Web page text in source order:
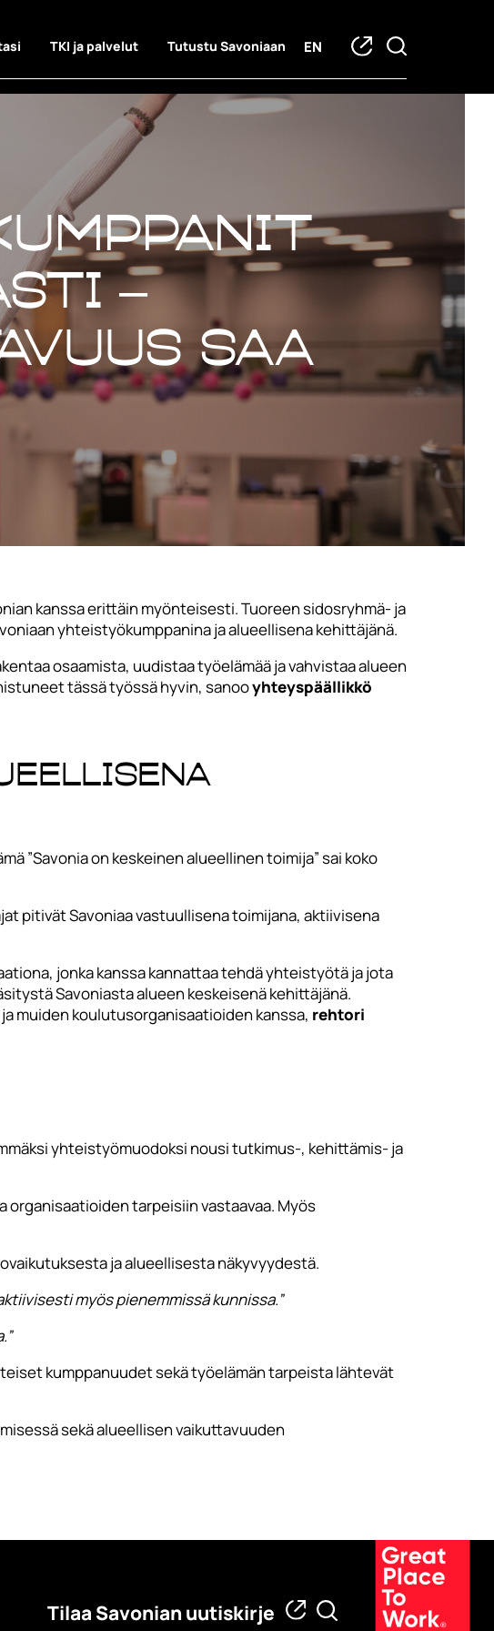
TKI ja palvelut Tutustu Savoniaan EN
–
saa
kanssa erittäin myönteisesti. Tuoreen sidosryhmä- ja
yhteistyökumppanina ja alueellisena kehittäjänä.
osaamista, uudistaa työelämää ja vahvistaa alueen
tässä työssä hyvin, sanooyhteyspäällikkö
”Savonia on keskeinen alueellinen toimija” sai koko
pitivät Savoniaa vastuullisena toimijana, aktiivisena
jonka kanssa kannattaa tehdä yhteistyötä ja jota
Savoniasta alueen keskeisenä kehittäjänä.
muiden koulutusorganisaatioiden kanssa, rehtori
yhteistyömuodoksi nousi tutkimus-, kehittämis- ja
tarpeisiin vastaavaa. Myös
ja alueellisesta näkyvyydestä.
myös pienemmissä kunnissa.”
kumppanuudet sekä työelämän tarpeista lähtevät
sekä alueellisen vaikuttavuuden
Tilaa Savonian uutiskirje